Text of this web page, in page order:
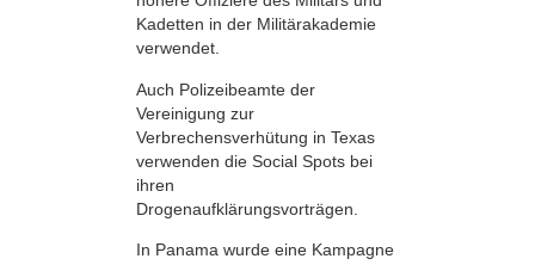
Kadetten in der Militärakademie
verwendet.
Auch Polizeibeamte der
Vereinigung zur
Verbrechensverhütung in Texas
verwenden die Social Spots bei
ihren
Drogenaufklärungsvorträgen.
In Panama wurde eine Kampagne